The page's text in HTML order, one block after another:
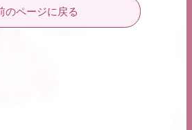
のページに戻る